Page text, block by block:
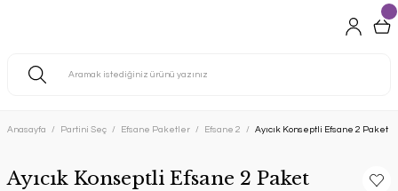
Anasayfa Partini Seç Efsane Paketler Efsane 2 Ayıcık Konseptli Efsane 2 Paket
Ayıcık Konseptli Efsane 2 Paket